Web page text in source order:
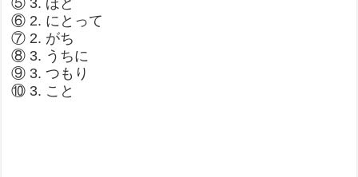
⑤ 3. ほど
⑥ 2. にとって
⑦ 2. がち
⑧ 3. うちに
⑨ 3. つもり
⑩ 3. こと